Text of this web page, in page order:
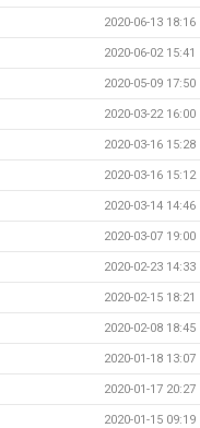
2020-06-13 18:16
2020-06-02 15:41
2020-05-09 17:50
2020-03-22 16:00
2020-03-16 15:28
2020-03-16 15:12
2020-03-14 14:46
2020-03-07 19:00
2020-02-23 14:33
2020-02-15 18:21
2020-02-08 18:45
2020-01-18 13:07
2020-01-17 20:27
2020-01-15 09:19